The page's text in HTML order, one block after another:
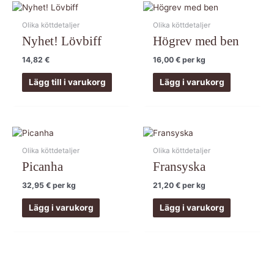
Olika köttdetaljer
Nyhet! Lövbiff
14,82€
Lägg till i varukorg
Olika köttdetaljer
Högrev med ben
16,00€ per kg
Lägg i varukorg
Olika köttdetaljer
Picanha
32,95€ per kg
Lägg i varukorg
Olika köttdetaljer
Fransyska
21,20€ per kg
Lägg i varukorg